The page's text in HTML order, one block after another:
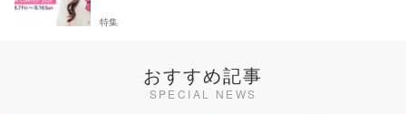
特集
おすすめ記事
SPECIAL NEWS